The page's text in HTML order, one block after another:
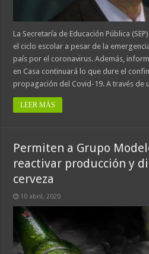
La Secretaría de Educación Pública
el ciclo escolar a pesar de la
país por el coronavirus. Además,
en Casa continuará lo que dure el
propagación del Covid-19. A través de
LEER MÁS
Permiten a Grupo
reactivar producción y
cerveza
10 abril, 2020